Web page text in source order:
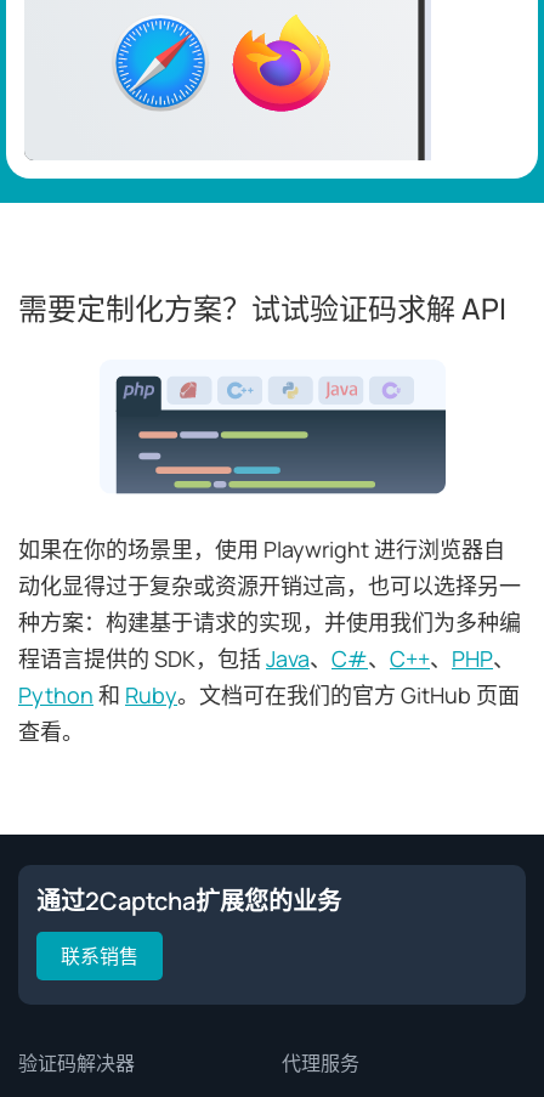
需要定制化方案？试试验证码求解 API
如果在你的场景里，使用 Playwright 进行浏览器自
动化显得过于复杂或资源开销过高，也可以选择另一
种方案：构建基于请求的实现，并使用我们为多种编
程语言提供的 SDK，包括Java、 C#、 C++、 PHP、
Python 和 Ruby。文档可在我们的官方 GitHub 页面
查看。
通过2Captcha扩展您的业务
联系销售
验证码解决器
代理服务